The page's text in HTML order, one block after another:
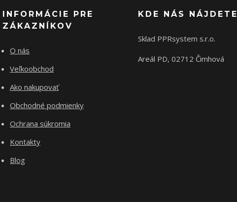
INFORMÁCIE PRE
ZÁKAZNÍKOV
O nás
Veľkoobchod
Ako nakupovať
Obchodné podmienky
Ochrana súkromia
Kontakty
Blog
KDE NÁS NÁJDETE
Sklad PPRsystem s.r.o.
Areál PD, 02712 Čimhová